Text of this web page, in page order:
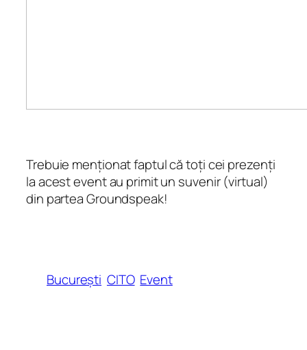
Trebuie menționat faptul că toți cei prezenți
la acest event au primit un suvenir (virtual)
din partea Groundspeak!
București CITO Event